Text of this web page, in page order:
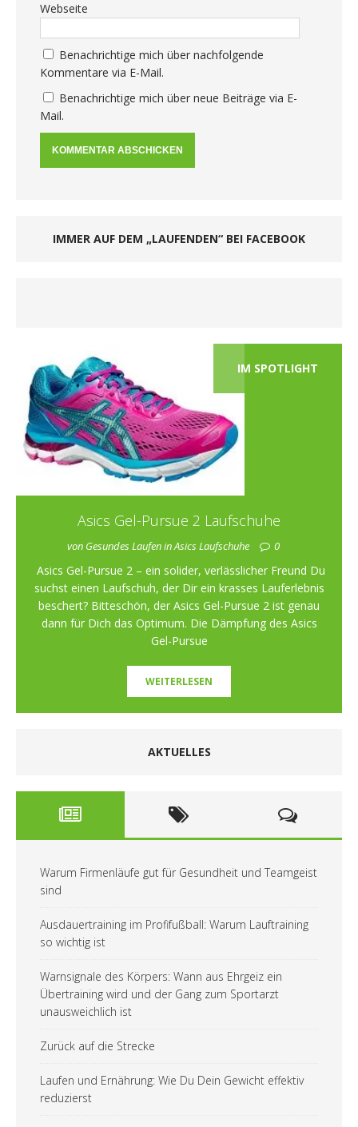
Webseite
Benachrichtige mich über nachfolgende
Kommentare via E-Mail.
Benachrichtige mich über neue Beiträge via E-
Mail.
IMMER AUF DEM „LAUFENDEN“ BEI FACEBOOK
IM SPOTLIGHT
Asics Gel-Pursue 2 Laufschuhe
von Gesundes Laufen in Asics Laufschuhe 0
Asics Gel-Pursue 2 – ein solider, verlässlicher Freund Du
suchst einen Laufschuh, der Dir ein krasses Lauferlebnis
beschert? Bitteschön, der Asics Gel-Pursue 2 ist genau
dann für Dich das Optimum. Die Dämpfung des Asics
Gel-Pursue
WEITERLESEN
AKTUELLES
Warum Firmenläufe gut für Gesundheit und Teamgeist
sind
Ausdauertraining im Profifußball: Warum Lauftraining
so wichtig ist
Warnsignale des Körpers: Wann aus Ehrgeiz ein
Übertraining wird und der Gang zum Sportarzt
unausweichlich ist
Zurück auf die Strecke
Laufen und Ernährung: Wie Du Dein Gewicht effektiv
reduzierst